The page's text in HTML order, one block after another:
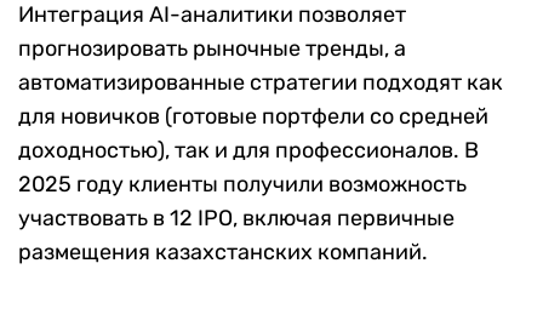
Интеграция AI-аналитики позволяет
прогнозировать рыночные тренды, а
автоматизированные стратегии подходят как
для новичков (готовые портфели со средней
доходностью), так и для профессионалов. В
2025 году клиенты получили возможность
участвовать в 12 IPO, включая первичные
размещения казахстанских компаний.